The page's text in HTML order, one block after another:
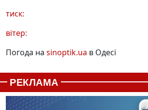
тиск:
вітер:
Погода на sinoptik.ua в Одесі
РЕКЛАМА